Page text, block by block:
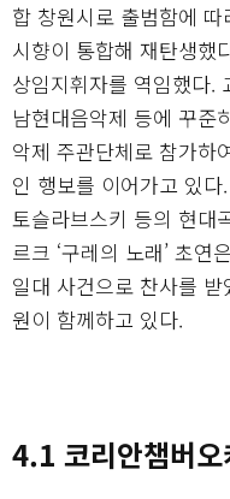
합 창원시로 출범함에
시향이 통합해 재탄생했
상임지휘자를 역임했다.
남현대음악제 등에 꾸준
악제 주관단체로 참가하
인 행보를 이어가고 있다
토슬라브스키 등의 현대
르크 ‘구레의 노래’ 초연
일대 사건으로 찬사를
원이 함께하고 있다.
4.1 코리안챔버